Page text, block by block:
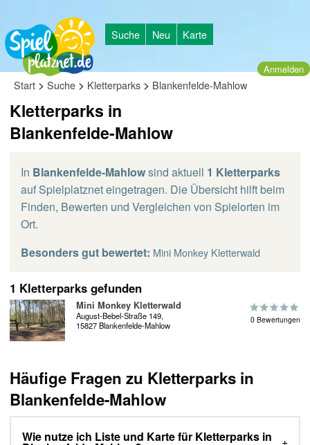
Suche Neu Karte
Anmelden
Start > Suche > Kletterparks > Blankenfelde-Mahlow
Kletterparks in
Blankenfelde-Mahlow
In Blankenfelde-Mahlowsind aktuell 1 Kletterparks
auf Spielplatznet eingetragen. Die Übersicht hilft beim
Finden, Bewerten und Vergleichen von Spielorten im
Ort.
Besonders gut bewertet: Mini Monkey Kletterwald
1 Kletterparks gefunden
Mini Monkey Kletterwald
August-Bebel-Straße 149,
15827 Blankenfelde-Mahlow
0 Bewertungen
Häufige Fragen zu Kletterparks in
Blankenfelde-Mahlow
Wie nutze ich Liste und Karte für Kletterparks in